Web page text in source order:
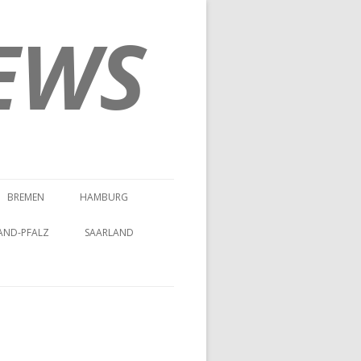
BREMEN HAMBURG
PFALZ SAARLAND